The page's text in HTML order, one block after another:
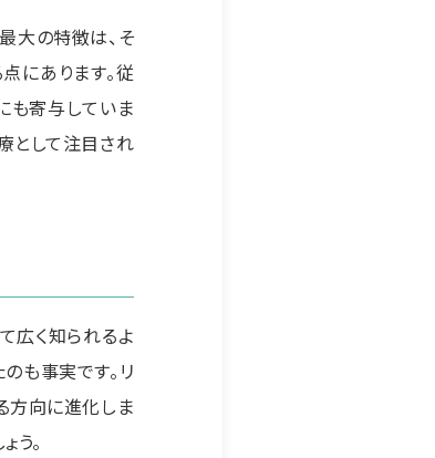
大の特徴は、そ
にあります。従
も寄与していま
として注目され
広く知られるよ
も事実です。リ
方向に進化しま
う。